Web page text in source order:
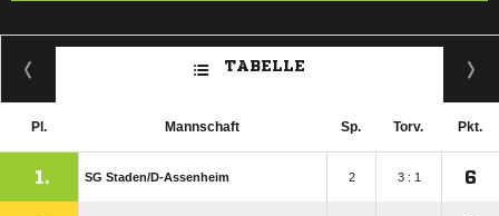
TABELLE
Pl. Mannschaft Sp. Torv. Pkt.
1. SG Staden/​D-Assenheim 2 3 : 1 6